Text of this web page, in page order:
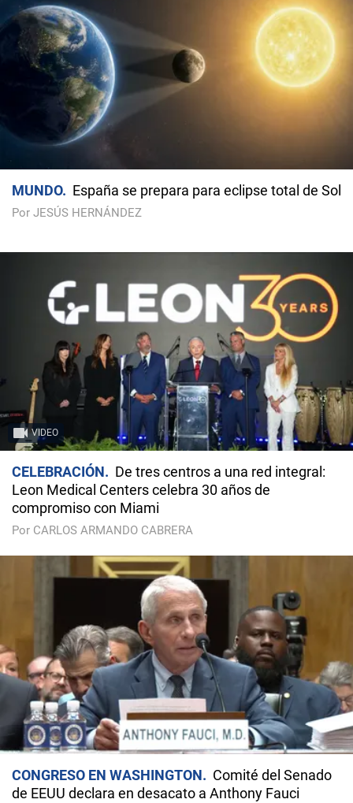
MUNDO España se prepara para eclipse total de Sol
Por JESÚS HERNÁNDEZ
VIDEO
CELEBRACIÓN
De tres centros a una red integral:
Leon Medical Centers celebra 30 años de
compromiso con Miami
Por CARLOS ARMANDO CABRERA
CONGRESO EN WASHINGTON
Comité del Senado
de EEUU declara en desacato a Anthony Fauci